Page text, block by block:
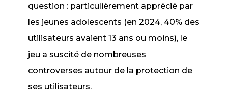
question : particulièrement apprécié par
les jeunes adolescents (en 2024, 40% des
utilisateurs avaient 13 ans ou moins), le
jeu a suscité de nombreuses
controverses autour de la protection de
ses utilisateurs.